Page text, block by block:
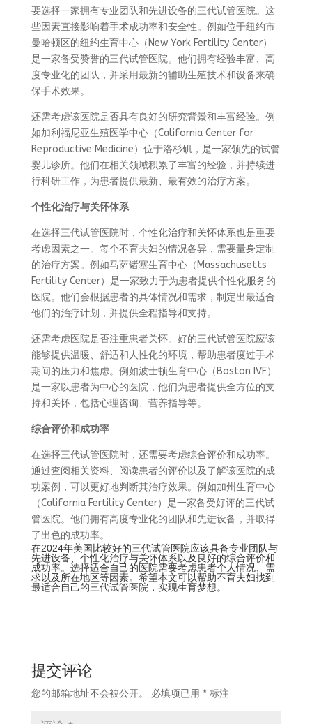
要选择一家拥有专业团队和先进设备的三代试管医院。这
些因素直接影响着手术成功率和安全性。例如位于纽约市
曼哈顿区的纽约生育中心（New York Fertility Center）
是一家备受赞誉的三代试管医院。他们拥有经验丰富、高
度专业化的团队，并采用最新的辅助生殖技术和设备来确
保手术效果。
还需考虑该医院是否具有良好的研究背景和丰富经验。例
如加利福尼亚生殖医学中心（California Center for
Reproductive Medicine）位于洛杉矶，是一家领先的试管
婴儿诊所。他们在相关领域积累了丰富的经验，并持续进
行科研工作，为患者提供最新、最有效的治疗方案。
个性化治疗与关怀体系
在选择三代试管医院时，个性化治疗和关怀体系也是重要
考虑因素之一。每个不育夫妇的情况各异，需要量身定制
的治疗方案。例如马萨诸塞生育中心（Massachusetts
Fertility Center）是一家致力于为患者提供个性化服务的
医院。他们会根据患者的具体情况和需求，制定出最适合
他们的治疗计划，并提供全程指导和支持。
还需考虑医院是否注重患者关怀。好的三代试管医院应该
能够提供温暖、舒适和人性化的环境，帮助患者度过手术
期间的压力和焦虑。例如波士顿生育中心（Boston IVF）
是一家以患者为中心的医院，他们为患者提供全方位的支
持和关怀，包括心理咨询、营养指导等。
综合评价和成功率
在选择三代试管医院时，还需要考虑综合评价和成功率。
通过查阅相关资料、阅读患者的评价以及了解该医院的成
功案例，可以更好地判断其治疗效果。例如加州生育中心
（California Fertility Center）是一家备受好评的三代试
管医院。他们拥有高度专业化的团队和先进设备，并取得
了出色的成功率。
在2024年美国比较好的三代试管医院应该具备专业团队与
先进设备、个性化治疗与关怀体系以及良好的综合评价和
成功率。选择适合自己的医院需要考虑患者个人情况、需
求以及所在地区等因素。希望本文可以帮助不育夫妇找到
最适合自己的三代试管医院，实现生育梦想。
提交评论
您的邮箱地址不会被公开。 必填项已用 *标注